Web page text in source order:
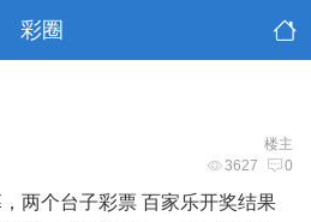
彩圈
楼主
3627 0
两个台子彩票 百家乐开奖结果